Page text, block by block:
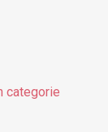
categorie